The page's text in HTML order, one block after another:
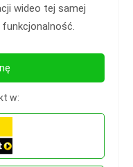
wideo tej samej
w: